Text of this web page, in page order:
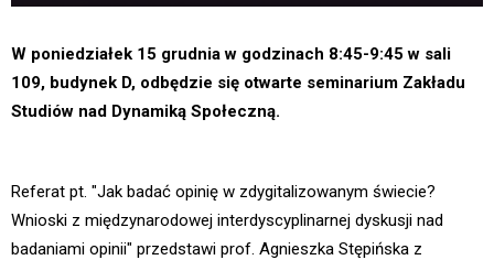
W poniedziałek 15 grudnia w godzinach 8:45-9:45 w sali
109, budynek D, odbędzie się otwarte seminarium Zakładu
Studiów nad Dynamiką Społeczną.
Referat pt. "Jak badać opinię w zdygitalizowanym świecie?
Wnioski z międzynarodowej interdyscyplinarnej dyskusji nad
badaniami opinii" przedstawi prof. Agnieszka Stępińska z